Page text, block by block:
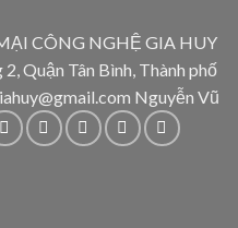
CÔNG NGHỆ GIA HUY
Quận Tân Bình, Thành phố
Nguyễn Vũ